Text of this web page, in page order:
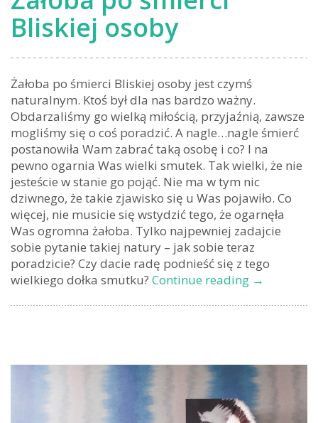
Bliskiej osoby
Żałoba po śmierci Bliskiej osoby jest czymś
naturalnym. Ktoś był dla nas bardzo ważny.
Obdarzaliśmy go wielką miłością, przyjaźnią, zawsze
mogliśmy się o coś poradzić. A nagle…nagle śmierć
postanowiła Wam zabrać taką osobę i co? I na
pewno ogarnia Was wielki smutek. Tak wielki, że nie
jesteście w stanie go pojąć. Nie ma w tym nic
dziwnego, że takie zjawisko się u Was pojawiło. Co
więcej, nie musicie się wstydzić tego, że ogarnęła
Was ogromna żałoba. Tylko najpewniej zadajcie
sobie pytanie takiej natury – jak sobie teraz
poradzicie? Czy dacie radę podnieść się z tego
wielkiego dołka smutku? Continue reading Żałoba
→